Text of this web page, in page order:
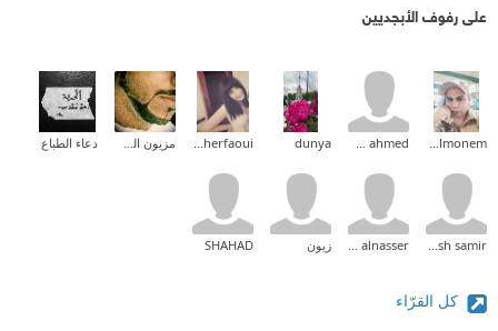
على رفوف الأبجديين
Waled Abd Elmonem
dina essam ahmed
dunya
Rajaâ Elmir Cherfaoui مزيون الشحوح دعاء الطباع
ftoosh samir
momo alnasser زيون SHAHAD
كل القرّاء